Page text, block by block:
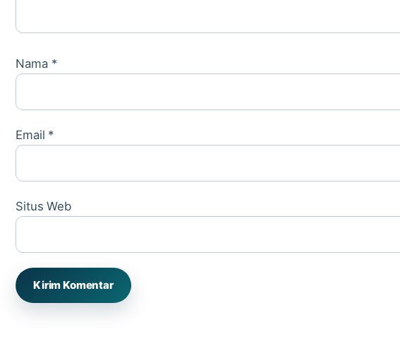
Nama *
Email *
Situs Web